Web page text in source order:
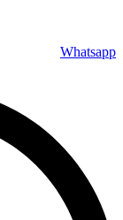
Whatsapp